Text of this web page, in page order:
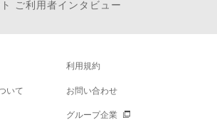
ご利用者インタビュー
利用規約
いて お問い合わせ
グループ企業